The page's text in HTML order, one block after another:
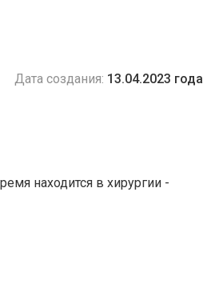
Дата создания: 13.04.2023 года
находится в хирургии -